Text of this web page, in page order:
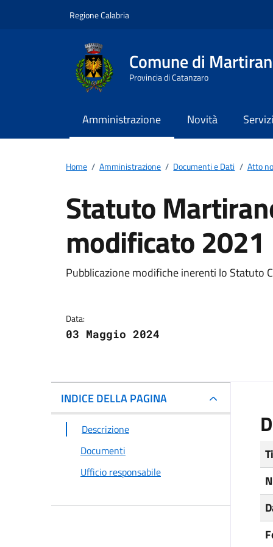
Regione Calabria
Comune di
Provincia di Catanzaro
Amministrazione Novità Servizi
Home / Amministrazione / Documenti e Dati / Atto
Statuto
modificato 2021
Dettagli del
Pubblicazione modifiche inerenti lo Statuto
Data:
03 Maggio 2024
INDICE DELLA PAGINA
Descrizione
Documenti
Ufficio responsabile